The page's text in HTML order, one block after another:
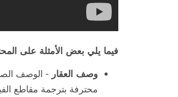
فيما يلي بعض الأمثلة على
وصف العقار - الوصف
محترفة بترجمة مقاطع